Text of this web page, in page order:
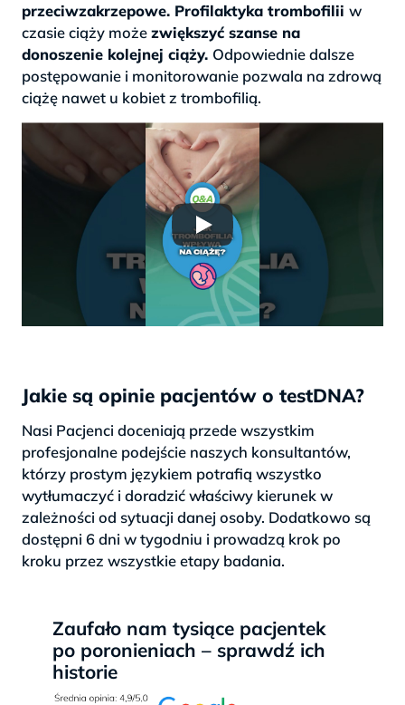
przeciwzakrzepowe. Profilaktyka trombofilii w
czasie ciąży możezwiększyć szanse na
donoszenie kolejnej ciąży. Odpowiednie dalsze
postępowanie i monitorowanie pozwala na zdrową
ciążę nawet u kobiet z trombofilią.
Jakie są opinie pacjentów o testDNA?
Nasi Pacjenci doceniają przede wszystkim
profesjonalne podejście naszych konsultantów,
którzy prostym językiem potrafią wszystko
wytłumaczyć i doradzić właściwy kierunek w
zależności od sytuacji danej osoby. Dodatkowo są
dostępni 6 dni w tygodniu i prowadzą krok po
kroku przez wszystkie etapy badania.
Zaufało nam tysiące pacjentek
po poronieniach – sprawdź ich
historie